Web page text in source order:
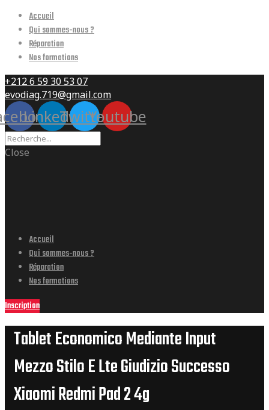
Accueil
Qui sommes-nous ?
Réparation
Nos formations
+212 6 59 30 53 07
evodiag.719@gmail.com
LinkedinTwitterYoutube
Close
Accueil
Qui sommes-nous ?
Réparation
Nos formations
Inscription
Tablet Economico Mediante Input
Mezzo Stilo E Lte Giudizio Successo
Xiaomi Redmi Pad 2 4g